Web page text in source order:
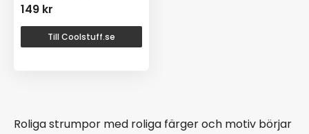
149 kr
Till Coolstuff.se
Roliga strumpor med roliga färger och motiv börjar